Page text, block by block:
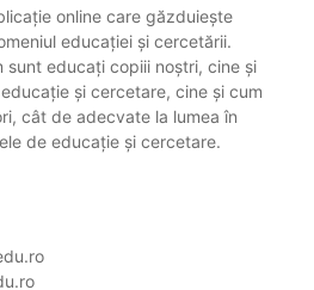
online care găzduiește
educației și cercetării.
sunt educați copiii noștri, cine și
și cercetare, cine și cum
cât de adecvate la lumea în
de educație și cercetare.